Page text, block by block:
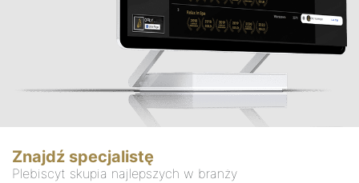
Znajdź specjalistę
Plebiscyt skupia najlepszych w branży